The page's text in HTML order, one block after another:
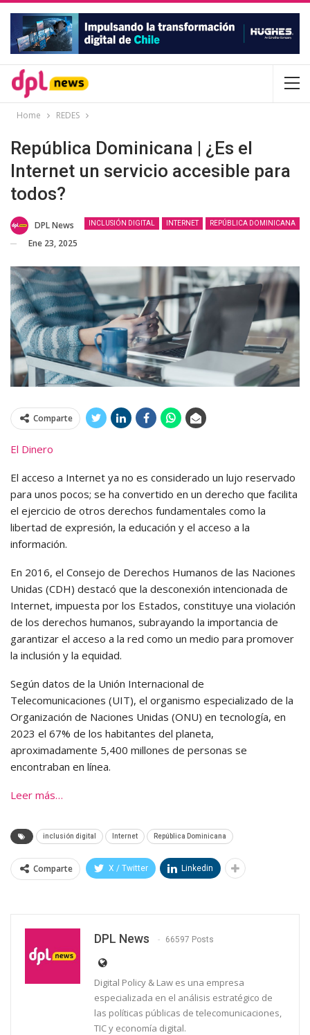
Home REDES
República Dominicana | ¿Es el
Internet un servicio accesible para
todos?
INCLUSIÓN DIGITAL INTERNET REPÚBLICA DOMINICANA
DPL News
Ene 23, 2025
Comparte
El Dinero
El acceso a Internet ya no es considerado un lujo reservado
para unos pocos; se ha convertido en un derecho que facilita
el ejercicio de otros derechos fundamentales como la
libertad de expresión, la educación y el acceso a la
información.
En 2016, el Consejo de Derechos Humanos de las Naciones
Unidas (CDH) destacó que la desconexión intencionada de
Internet, impuesta por los Estados, constituye una violación
de los derechos humanos, subrayando la importancia de
garantizar el acceso a la red como un medio para promover
la inclusión y la equidad.
Según datos de la Unión Internacional de
Telecomunicaciones (UIT), el organismo especializado de la
Organización de Naciones Unidas (ONU) en tecnología, en
2023 el 67% de los habitantes del planeta,
aproximadamente 5,400 millones de personas se
encontraban en línea.
Leer más…
inclusión digital Internet República Dominicana
Comparte X / Twitter Linkedin
DPL News 66597 Posts
Digital Policy & Law es una empresa
especializada en el análisis estratégico de
las políticas públicas de telecomunicaciones,
TIC y economía digital.